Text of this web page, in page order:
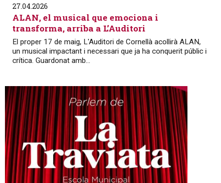
27.04.2026
ALAN, el musical que emociona i
transforma, arriba a L’Auditori
El proper 17 de maig, L'Auditori de Cornellà acollirà ALAN,
un musical impactant i necessari que ja ha conquerit públic i
crítica. Guardonat amb...